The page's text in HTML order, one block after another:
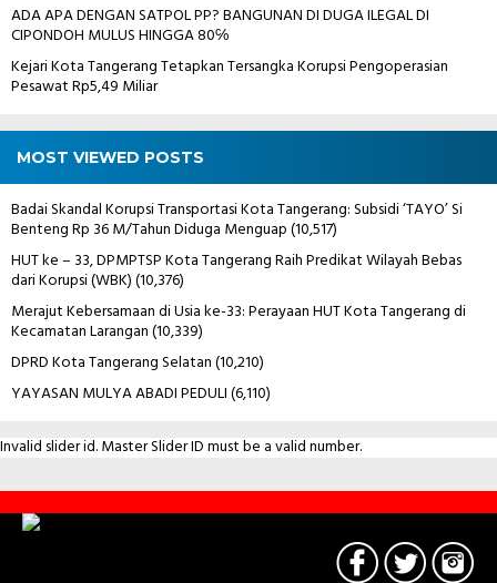
ADA APA DENGAN SATPOL PP? BANGUNAN DI DUGA ILEGAL DI
CIPONDOH MULUS HINGGA 80℅
Kejari Kota Tangerang Tetapkan Tersangka Korupsi Pengoperasian
Pesawat Rp5,49 Miliar
MOST VIEWED POSTS
Badai Skandal Korupsi Transportasi Kota Tangerang: Subsidi ‘TAYO’ Si
Benteng Rp 36 M/Tahun Diduga Menguap(10,517)
HUT ke – 33, DPMPTSP Kota Tangerang Raih Predikat Wilayah Bebas
dari Korupsi (WBK)(10,376)
Merajut Kebersamaan di Usia ke-33: Perayaan HUT Kota Tangerang di
Kecamatan Larangan(10,339)
DPRD Kota Tangerang Selatan(10,210)
YAYASAN MULYA ABADI PEDULI(6,110)
Invalid slider id. Master Slider ID must be a valid number.
Contact
Us